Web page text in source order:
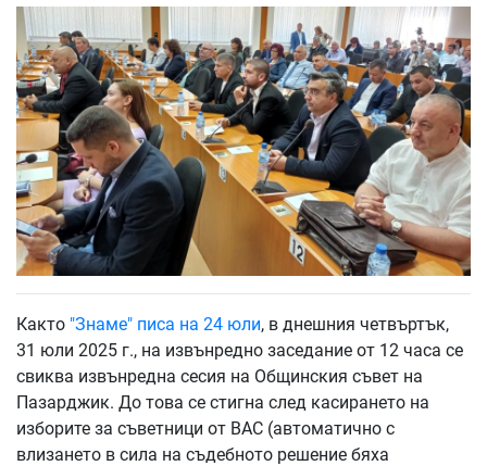
Както "Знаме" писа на 24 юли, в днешния четвъртък,
31 юли 2025 г., на извънредно заседание от 12 часа се
свиква извънредна сесия на Общинския съвет на
Пазарджик. До това се стигна след касирането на
изборите за съветници от ВАС (автоматично с
влизането в сила на съдебното решение бяха